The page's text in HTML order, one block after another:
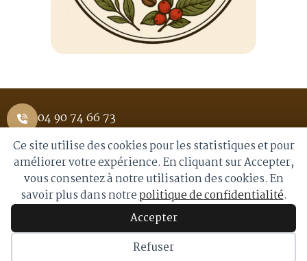
04 90 74 66 73
1 Place Saint Pierre 84400 APT
info@royalmoka.fr
© 2026 Royal Moka. Tous droits réservés
Ce site utilise des cookies pour les statistiques et pour
améliorer votre expérience. En cliquant sur Accepter,
vous consentez à notre utilisation des cookies. En
savoir plus dans notrepolitique de confidentialité.
Accepter
Refuser